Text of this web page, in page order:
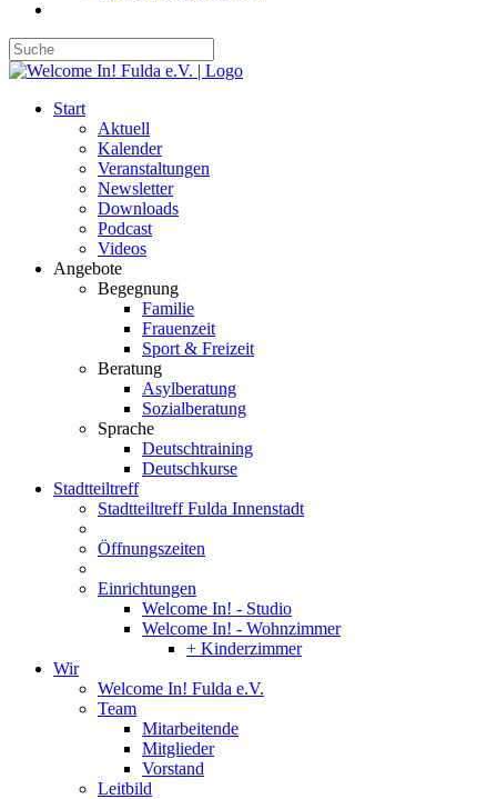
Start
Aktuell
Kalender
Veranstaltungen
Newsletter
Downloads
Podcast
Videos
Angebote
Begegnung
Familie
Frauenzeit
Sport & Freizeit
Beratung
Asylberatung
Sozialberatung
Sprache
Deutschtraining
Deutschkurse
Stadtteiltreff
Stadtteiltreff Fulda Innenstadt
Öffnungszeiten
Einrichtungen
Welcome In! - Studio
Welcome In! - Wohnzimmer
+ Kinderzimmer
Wir
Welcome In! Fulda e.V.
Team
Mitarbeitende
Mitglieder
Vorstand
Leitbild